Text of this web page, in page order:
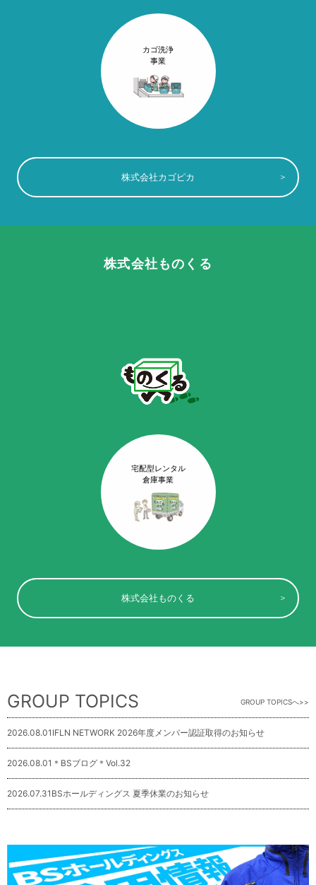
カゴ洗浄
事業
株式会社カゴピカ
株式会社ものくる
宅配型レンタル
倉庫事業
株式会社ものくる
GROUP TOPICS GROUP TOPICSへ
2026.08.01 IFLN NETWORK 2026年度メンバー認証取得のお知らせ
2026.08.01 ＊BSブログ＊Vol.32
2026.07.31 BSホールディングス 夏季休業のお知らせ